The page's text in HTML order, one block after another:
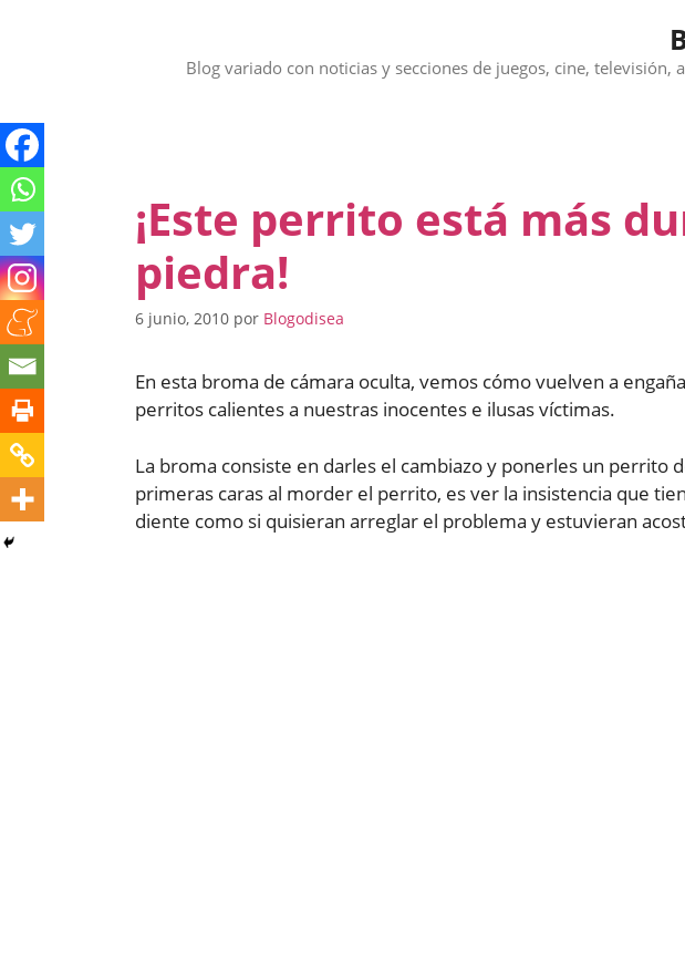
Blog variado con noticias y secciones de juegos, cine,
¡Este perrito está más
piedra!
6 junio, 2010 por Blogodisea
En esta broma de cámara oculta, vemos cómo vuelven a
perritos calientes a nuestras inocentes e ilusas víctimas.
La broma consiste en darles el cambiazo y ponerles un perrito
primeras caras al morder el perrito, es ver la insistencia que
diente como si quisieran arreglar el problema y estuvieran